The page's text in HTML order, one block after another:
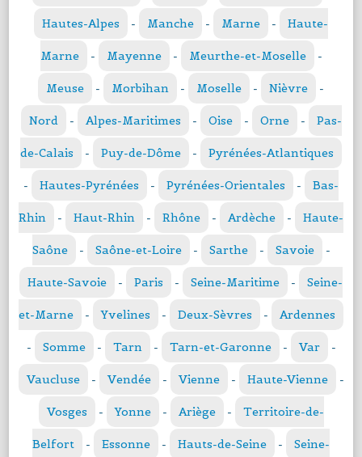
Hautes-Alpes - Manche - Marne - Haute-
Marne - Mayenne - Meurthe-et-Moselle -
Meuse - Morbihan - Moselle - Nièvre -
Nord - Alpes-Maritimes - Oise - Orne - Pas-
de-Calais - Puy-de-Dôme - Pyrénées-Atlantiques
- Hautes-Pyrénées - Pyrénées-Orientales - Bas-
Rhin - Haut-Rhin - Rhône - Ardèche - Haute-
Saône - Saône-et-Loire - Sarthe - Savoie -
Haute-Savoie - Paris - Seine-Maritime - Seine-
et-Marne - Yvelines - Deux-Sèvres - Ardennes
- Somme - Tarn - Tarn-et-Garonne - Var -
Vaucluse - Vendée - Vienne - Haute-Vienne -
Vosges - Yonne - Ariège - Territoire-de-
Belfort - Essonne - Hauts-de-Seine - Seine-